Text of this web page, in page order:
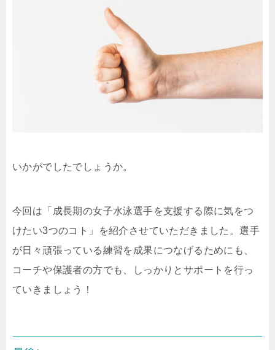
いかがでしたでしょうか。
今回は「 成長期の女子水泳選手を支援する際に気をつ
けたい3つのコト 」を紹介させていただきました。選手
が日々頑張っている練習を成果につなげるためにも、
コーチや保護者の方でも、しっかりとサポートを行っ
ていきましょう！